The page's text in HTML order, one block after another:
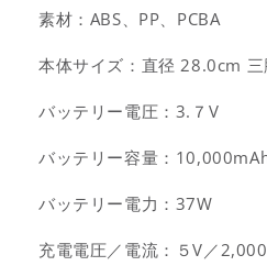
素材：ABS、PP、PCBA
本体サイズ：直径 28.0cm
バッテリー電圧：3.７V
バッテリー容量：
バッテリー電力：37W
充電電圧／電流：５V／